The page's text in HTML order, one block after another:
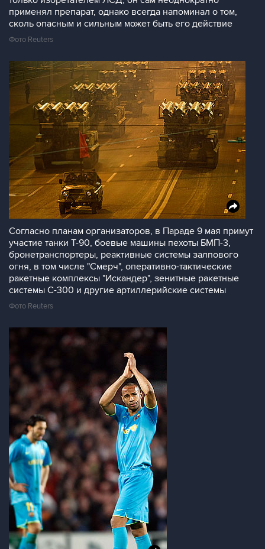
применял препарат, однако всегда напоминал о том,
сколь опасным и сильным может быть его действие
Фото Reuters
Согласно планам организаторов, в Параде 9 мая примут
участие танки Т-90, боевые машины пехоты БМП-3,
бронетранспортеры, реактивные системы залпового
огня, в том числе "Смерч", оперативно-тактические
ракетные комплексы "Искандер", зенитные ракетные
системы С-300 и другие артиллерийские системы
Фото Reuters